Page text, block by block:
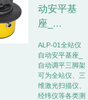
动安平基
座_...
ALP-01全站仪
自动安平基座_
自动调平三脚架
可为全站仪、三
维激光扫描仪、
经纬仪等各类测